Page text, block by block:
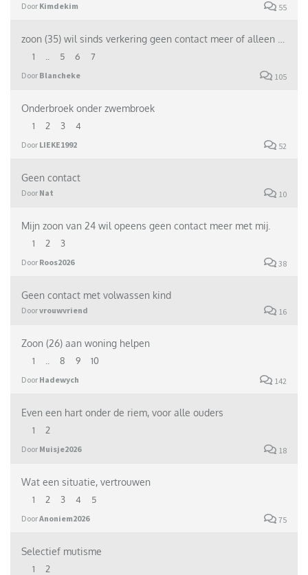
Door Kimdekim 55
1 5 6 7
Door Blancheke 105
Onderbroek onder zwembroek
1 2 3 4
Door LIEKE1992 52
Geen contact
Door Nat 10
Mijn zoon van 24 wil opeens geen contact meer met mij.
1 2 3
Door Roos2026 38
Geen contact met volwassen kind
Doorvrouwvriend 16
Zoon (26) aan woning helpen
1 8 9 10
Door Hadewych 142
Even een hart onder de riem, voor alle ouders
1 2
Door Muisje2026 18
Wat een situatie, vertrouwen
1 2 3 4 5
DoorAnoniem2026 75
Selectief mutisme
1 2